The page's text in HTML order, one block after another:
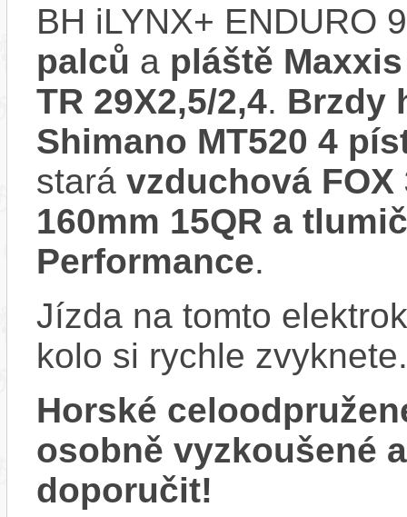
BH iLYNX+ ENDURO
palců a pláště
TR 29X2,5/2,4. Brzdy
Shimano MT520 4
stará vzduchová FOX
160mm 15QR a
Performance.
Jízda na tomto
kolo si rychle zvyknete.
Horské
osobně vyzkoušené
doporučit!